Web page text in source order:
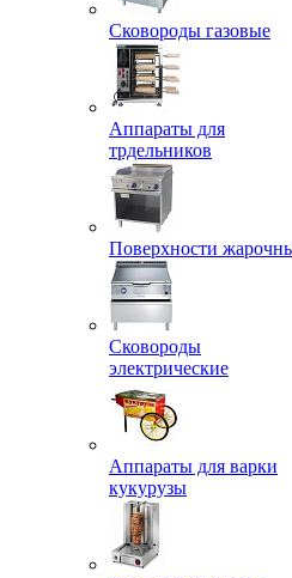
Сковороды газовые
Аппараты для
трдельников
Поверхности
Сковороды
электрические
Аппараты для варки
кукурузы